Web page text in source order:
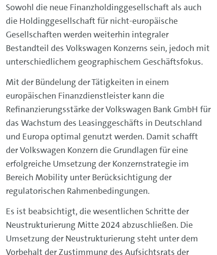
Sowohl die neue Finanzholdinggesellschaft als auch
die Holdinggesellschaft für nicht-europäische
Gesellschaften werden weiterhin integraler
Bestandteil des Volkswagen Konzerns sein, jedoch mit
unterschiedlichem geographischem Geschäftsfokus.
Mit der Bündelung der Tätigkeiten in einem
europäischen Finanzdienstleister kann die
Refinanzierungsstärke der Volkswagen Bank GmbH für
das Wachstum des Leasinggeschäfts in Deutschland
und Europa optimal genutzt werden. Damit schafft
der Volkswagen Konzern die Grundlagen für eine
erfolgreiche Umsetzung der Konzernstrategie im
Bereich Mobility unter Berücksichtigung der
regulatorischen Rahmenbedingungen.
Es ist beabsichtigt, die wesentlichen Schritte der
Neustrukturierung Mitte 2024 abzuschließen. Die
Umsetzung der Neustrukturierung steht unter dem
Vorbehalt der Zustimmung des Aufsichtsrats der